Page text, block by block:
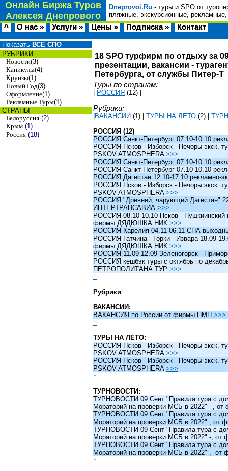
Онлайн Биржа Туров
Алексея Днепрового
Dneprovoi.Ru - туры и SPO от
пляжные, экскурсионные,
^ О нас » Услуги » Цены » Подписка » Контакт
Показать ВСЕ СПО
РУБРИКИ
Новости(3)
Каникулы(4)
Круизы(1)
Новый Год(3)
Оформление(1)
Рекламные Туры(1)
СТРАНЫ
Белоруссия (2)
Крым (1)
Россия (18)
18 SPO турфирм по отдыху за
презентации, вакансии -
Петербурга, от службы Питер-Т
Туры по странам:
РОССИЯ (12)
Рубрики:
ВАКАНСИИ (1) ТУРЫ НА ЛЕТО (2)
РОССИЯ (12)
РОССИЯ Санкт-Петербург 07.10-10.10
РОССИЯ Псков - Изборск - Печоры экск.
PSKOV ATMOSPHERA >>>
РОССИЯ Санкт-Петербург 07.10-10.10
РОССИЯ Санкт-Петербург 07.10-10.10
РОССИЯ Дагестан 12.10-17.10 рекламно-
РОССИЯ Псков - Изборск - Печоры экск.
PSKOV ATMOSPHERA >>>
РОССИЯ "Древний, чарующий Дагестан"
ИНТЕРТРАНСАВИА >>>
РОССИЯ 08.10-10.10 Псков - Пушкиинский
фирмы ДЯДЮШКА НИК >>>
РОССИЯ Карелия 04.11-06.11 СПА-
РОССИЯ Гатчина - Горки - Извара 18.09-
фирмы ДЯДЮШКА НИК >>>
РОССИЯ 11.09-12.09 Зеленогорск -
РОССИЯ кешбэк туры c октябрь по
ПЕТРОПОЛИТАНА ТУР >>>
↑
Рубрики
ВАКАНСИИ:
ВАКАНСИЯ по России от фирмы ПМП >>>
↑
ТУРЫ НА ЛЕТО:
РОССИЯ Псков - Изборск - Печоры экск.
PSKOV ATMOSPHERA >>>
РОССИЯ Псков - Изборск - Печоры экск.
PSKOV ATMOSPHERA >>>
↑
ТУРНОВОСТИ:
ТУРНОВОСТИ 09 Сент "Правила тура с
Мораторий на проверки МСБ в 2022" _,
ТУРНОВОСТИ 09 Сент "Правила тура с
Мораторий на проверки МСБ в 2022" ,
ТУРНОВОСТИ 09 Сент "Правила тура с
Мораторий на проверки МСБ в 2022" -,
ТУРНОВОСТИ 09 Сент "Правила тура с
Мораторий на проверки МСБ в 2022" ,-
↑